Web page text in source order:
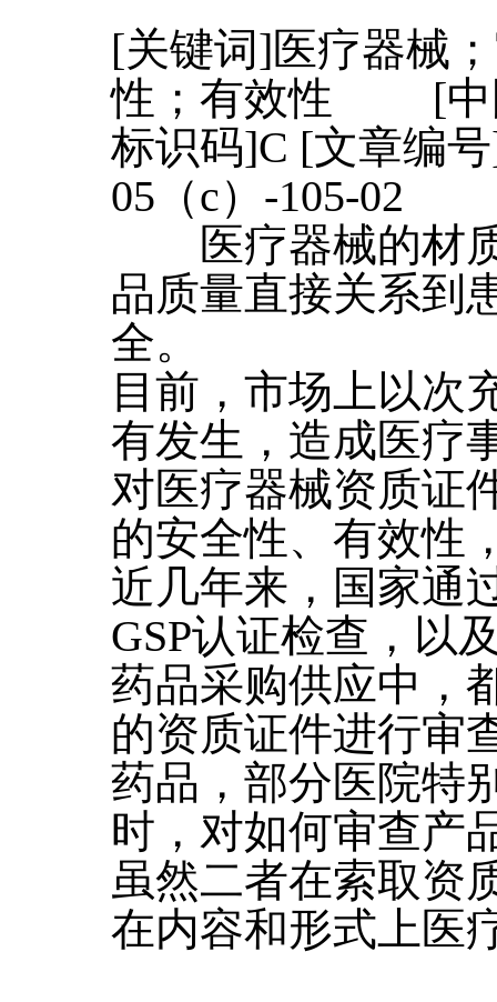
[关键词]医疗器械
性；有效性 [中
标识码]C [文章编号
05（c）-105-02
医疗器械的材质
品质量直接关系到
全。
目前，市场上以次
有发生，造成医疗
对医疗器械资质证
的安全性、有效性
近几年来，国家通
GSP认证检查，以
药品采购供应中，
的资质证件进行审
药品，部分医院特
时，对如何审查产
虽然二者在索取资
在内容和形式上医